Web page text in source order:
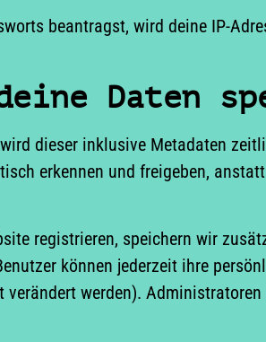
beantragst, wird deine IP-
Daten
dieser inklusive Metadaten
erkennen und freigeben,
registrieren, speichern wir
können jederzeit ihre
werden).